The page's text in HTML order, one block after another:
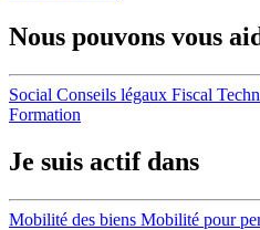
Nous pouvons vous
Social Conseils légaux Fiscal
Formation
Je suis actif dans
Mobilité des biens Mobilité pour